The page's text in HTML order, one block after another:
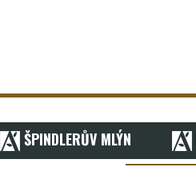
ŠPINDLERŮV MLÝN